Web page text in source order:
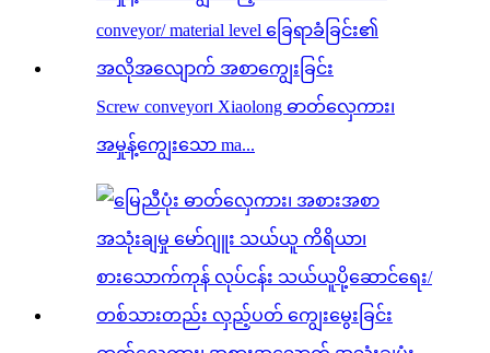
Screw conveyor၊ Xiaolong ဓာတ်လှေကား၊
အမှုန့်ကျွေးသော ma...